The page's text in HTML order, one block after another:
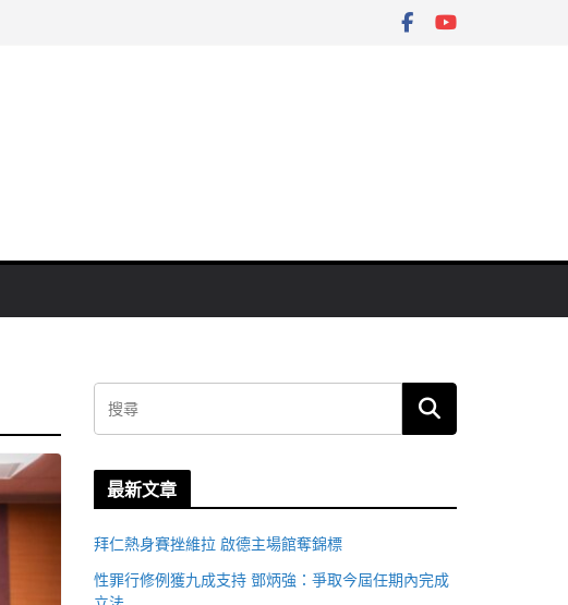
最新文章
拜仁熱身賽挫維拉 啟德主場館奪錦標
性罪行修例獲九成支持 鄧炳強：爭取今屆任期內完成